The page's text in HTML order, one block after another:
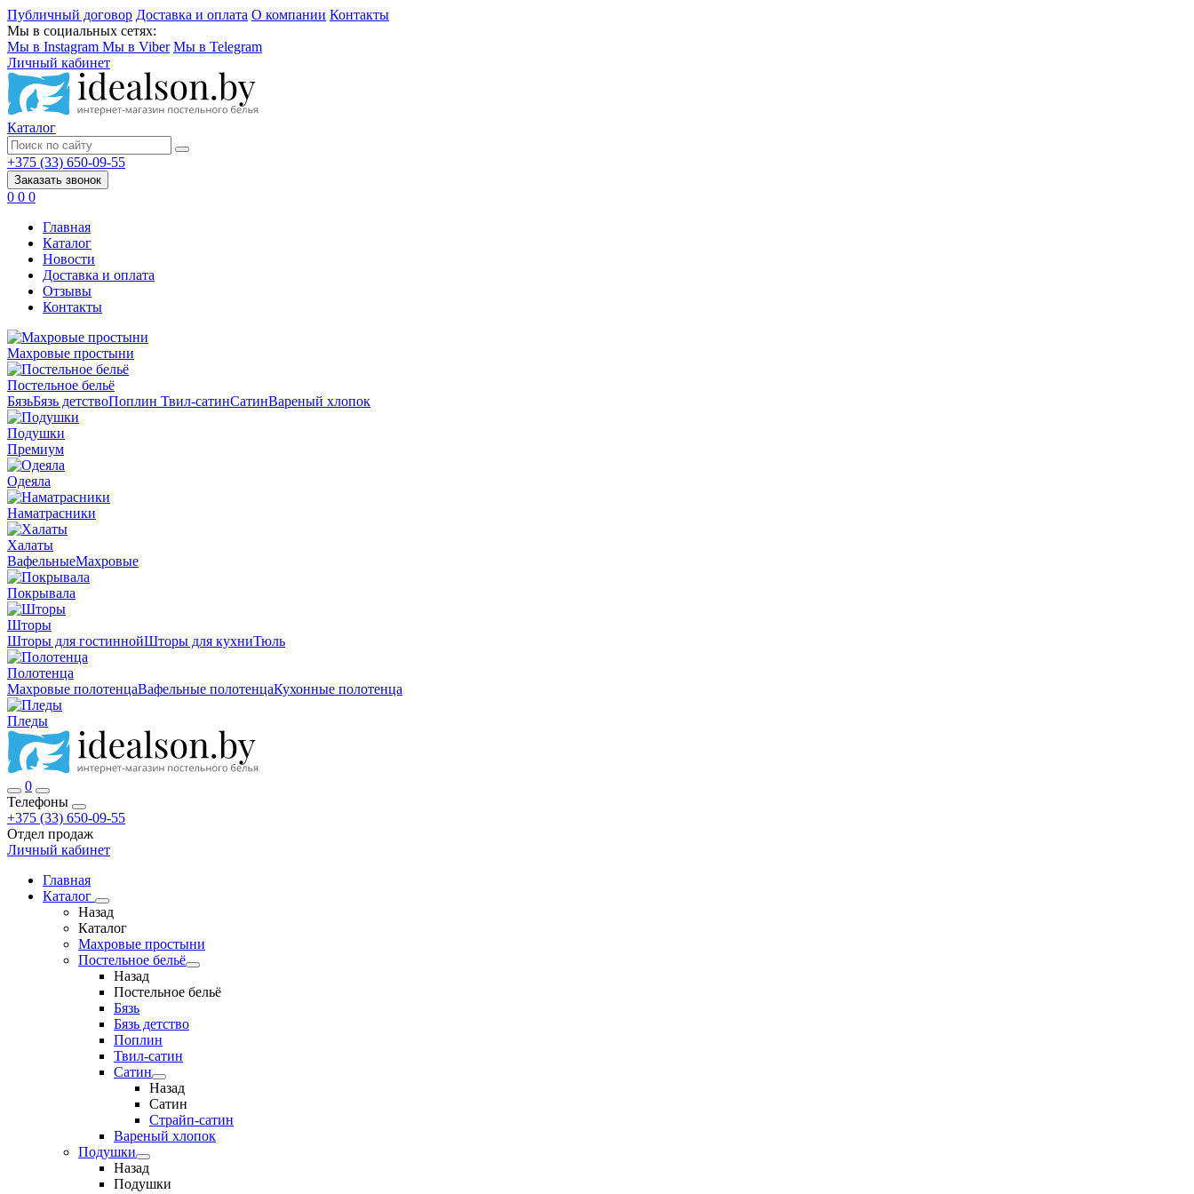
Публичный договор Доставка и оплата О компании Контакты
Мы в социальных сетях:
Мы в Instagram Мы в Viber Мы в Telegram
Личный кабинет
Каталог
+375 (33) 650-09-55
Заказать звонок
0 0 0
Главная
Каталог
Новости
Доставка и оплата
Отзывы
Контакты
Махровые простыни
Постельное бельё
БязьБязь детствоПоплин Твил-сатинСатинВареный хлопок
Подушки
Премиум
Одеяла
Наматрасники
Халаты
ВафельныеМахровые
Покрывала
Шторы
Шторы для гостиннойШторы для кухниТюль
Полотенца
Махровые полотенцаВафельные полотенцаКухонные полотенца
Пледы
0
Телефоны
+375 (33) 650-09-55
Отдел продаж
Личный кабинет
Главная
Каталог
Назад
Каталог
Махровые простыни
Постельное бельё
Назад
Постельное бельё
Бязь
Бязь детство
Поплин
Твил-сатин
Сатин
Назад
Сатин
Страйп-сатин
Вареный хлопок
Подушки
Назад
Подушки